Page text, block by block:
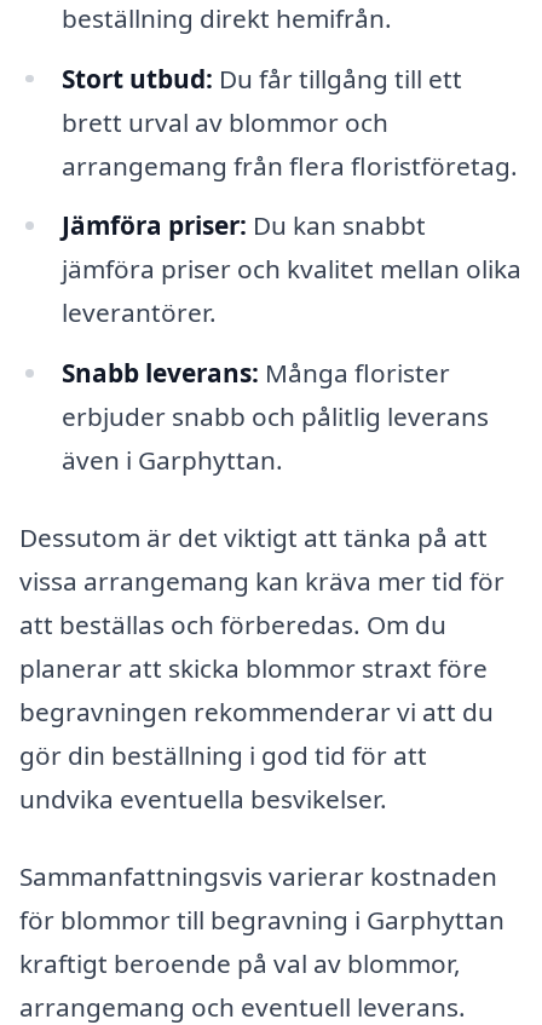
beställning direkt hemifrån.
Stort utbud: Du får tillgång till ett
brett urval av blommor och
arrangemang från flera floristföretag.
Jämföra priser: Du kan snabbt
jämföra priser och kvalitet mellan olika
leverantörer.
Snabb leverans: Många florister
erbjuder snabb och pålitlig leverans
även i Garphyttan.
Dessutom är det viktigt att tänka på att
vissa arrangemang kan kräva mer tid för
att beställas och förberedas. Om du
planerar att skicka blommor straxt före
begravningen rekommenderar vi att du
gör din beställning i god tid för att
undvika eventuella besvikelser.
Sammanfattningsvis varierar kostnaden
för blommor till begravning i Garphyttan
kraftigt beroende på val av blommor,
arrangemang och eventuell leverans.